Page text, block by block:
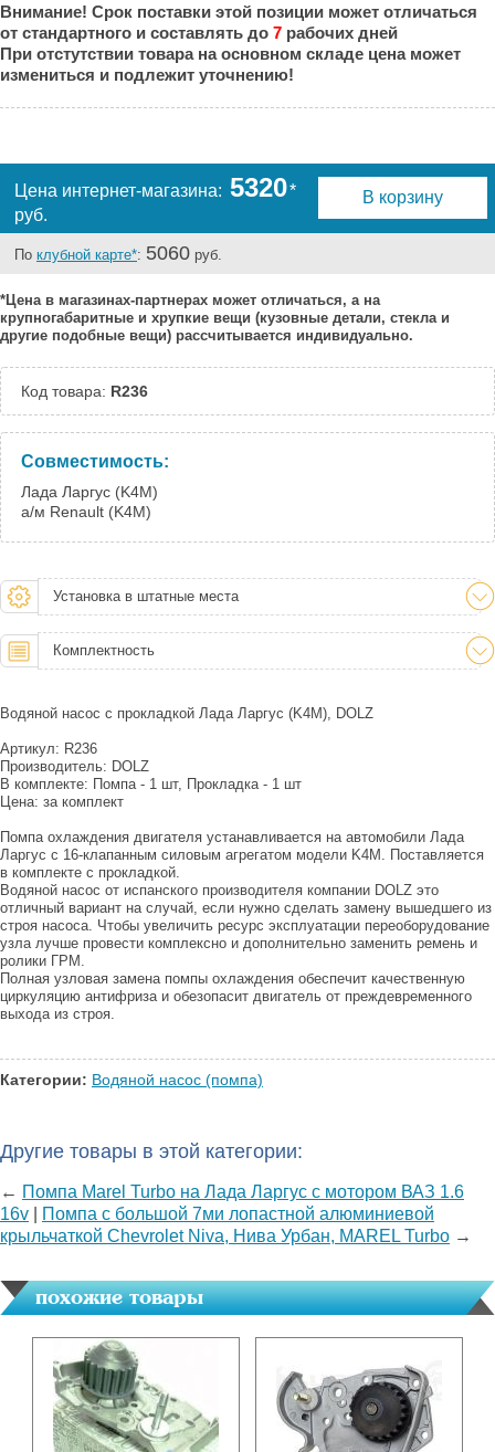
Порт:
Великий Новгород: Под заказ
Краснодар:
Под заказ
Челябинск:
Под заказ
Внимание! Срок поставки этой позиции может отличаться
от стандартного и составлять до 7 рабочих дней
При отстутствии товара на основном складе цена может
измениться и подлежит уточнению!
Цена интернет-магазина: 5320*
руб.
В корзину
По клубной карте*: 5060 руб.
*Цена в магазинах-партнерах может отличаться, а на
крупногабаритные и хрупкие вещи (кузовные детали, стекла и
другие подобные вещи) рассчитывается индивидуально.
Код товара: R236
Совместимость:
Лада Ларгус (K4M)
а/м Renault (K4M)
Установка в штатные места
Комплектность
Водяной насос с прокладкой Лада Ларгус (K4M), DOLZ
Артикул: R236
Производитель: DOLZ
В комплекте: Помпа - 1 шт, Прокладка - 1 шт
Цена: за комплект
Помпа охлаждения двигателя устанавливается на автомобили Лада
Ларгус с 16-клапанным силовым агрегатом модели K4M. Поставляется
в комплекте с прокладкой.
Водяной насос от испанского производителя компании DOLZ это
отличный вариант на случай, если нужно сделать замену вышедшего из
строя насоса. Чтобы увеличить ресурс эксплуатации переоборудование
узла лучше провести комплексно и дополнительно заменить ремень и
ролики ГРМ.
Полная узловая замена помпы охлаждения обеспечит качественную
циркуляцию антифриза и обезопасит двигатель от преждевременного
выхода из строя.
Категории: Водяной насос (помпа)
Другие товары в этой категории:
← Помпа Marel Turbo на Лада Ларгус с мотором ВАЗ 1.6
16v
Помпа с большой 7ми лопастной алюминиевой
крыльчаткой Chevrolet Niva, Нива Урбан, MAREL Turbo →
похожие товары